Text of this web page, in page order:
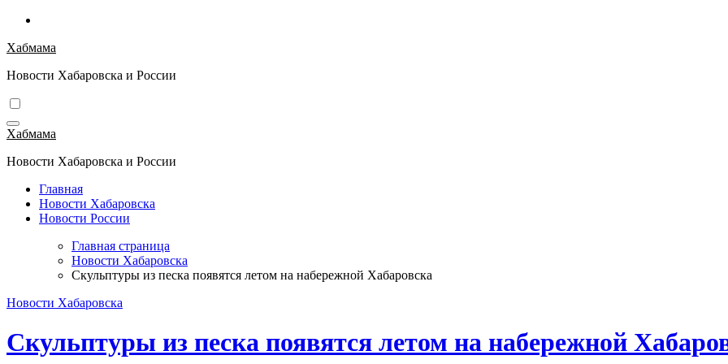
Перейти
содержимому
Хабмама
Новости Хабаровска и России
Хабмама
Новости Хабаровска и России
Главная
Новости Хабаровска
Новости России
Главная страница
Новости Хабаровска
Скульптуры из песка появятся летом на набережной Хабаровска
Новости Хабаровска
Скульптуры из песка появятся летом на набережной